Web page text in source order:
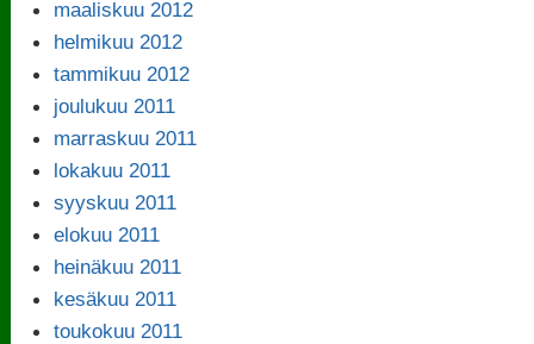
maaliskuu 2012
helmikuu 2012
tammikuu 2012
joulukuu 2011
marraskuu 2011
lokakuu 2011
syyskuu 2011
elokuu 2011
heinäkuu 2011
kesäkuu 2011
toukokuu 2011